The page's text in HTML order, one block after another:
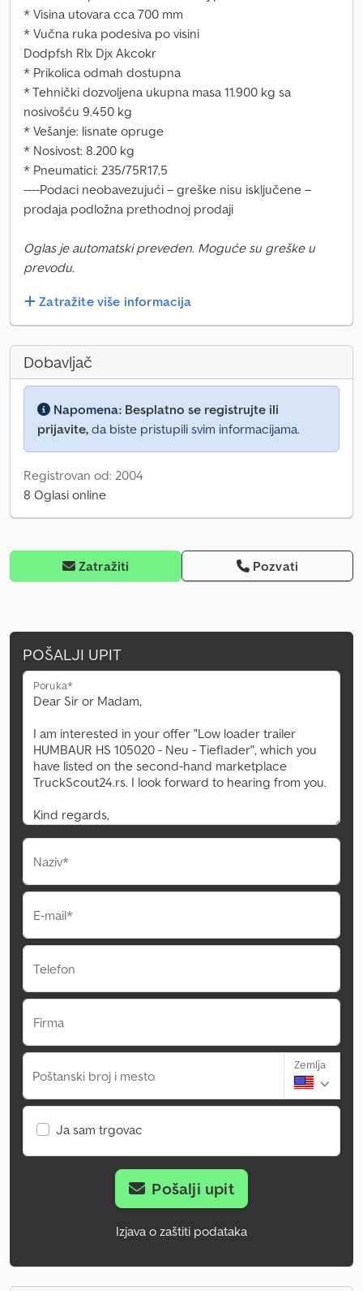
* Visina utovara cca 700 mm
* Vučna ruka podesiva po visini
Dodpfsh Rlx Djx Akcokr
* Prikolica odmah dostupna
* Tehnički dozvoljena ukupna masa 11.900 kg sa
nosivošću 9.450 kg
* Vešanje: lisnate opruge
* Nosivost: 8.200 kg
* Pneumatici: 235/75R17,5
----Podaci neobavezujući – greške nisu isključene –
prodaja podložna prethodnoj prodaji
Oglas je automatski preveden. Moguće su greške u
prevodu.
Zatražite više informacija
Dobavljač
Napomena: Besplatno se registrujte ili
prijavite, da biste pristupili svim informacijama.
Registrovan od: 2004
8 Oglasi online
Zatražiti Pozvati
POŠALJI UPIT
Poruka*
Naziv*
E-mail*
Telefon
Firma
Poštanski broj i mesto
Zemlja
Ja sam trgovac
Pošalji upit
Izjava o zaštiti podataka